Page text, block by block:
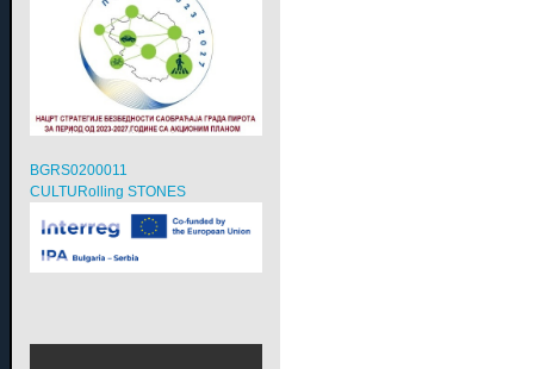
BGRS0200011
CULTURolling STONES